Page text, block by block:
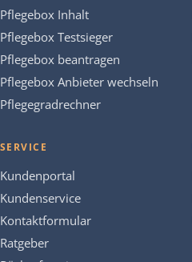
Pflegebox Inhalt
Pflegebox Testsieger
Pflegebox beantragen
Pflegebox Anbieter wechseln
Pflegegradrechner
SERVICE
Kundenportal
Kundenservice
Kontaktformular
Ratgeber